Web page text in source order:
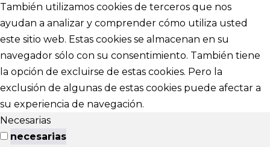
También utilizamos cookies de terceros que nos
ayudan a analizar y comprender cómo utiliza usted
este sitio web. Estas cookies se almacenan en su
navegador sólo con su consentimiento. También tiene
la opción de excluirse de estas cookies. Pero la
exclusión de algunas de estas cookies puede afectar a
su experiencia de navegación.
Necesarias
necesarias